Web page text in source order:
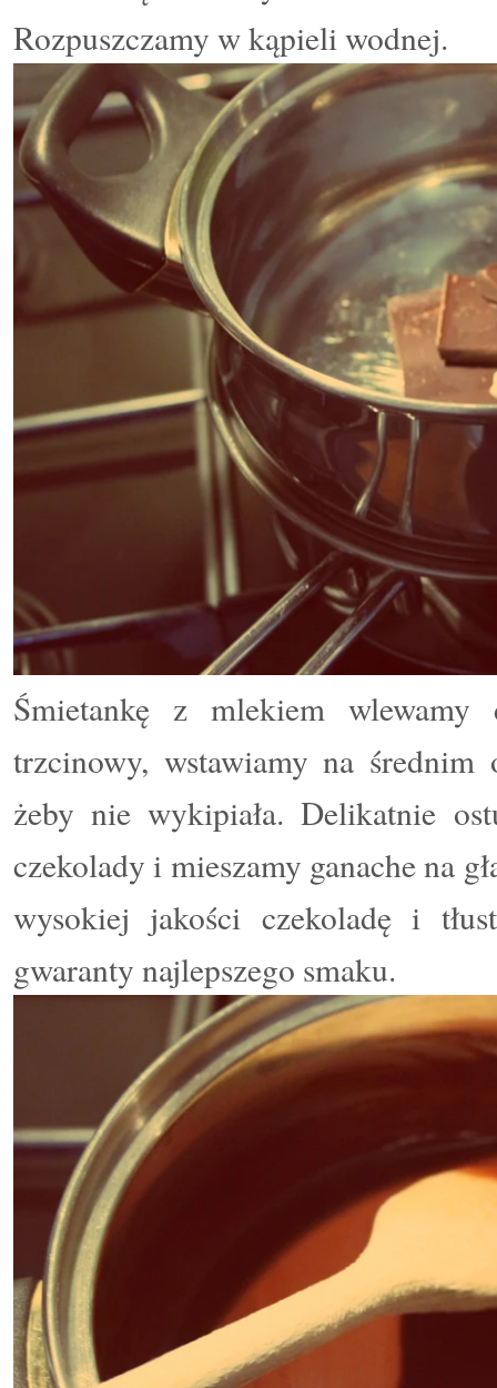
Rozpuszczamy w kąpieli wodnej.
Śmietankę z mlekiem
trzcinowy, wstawiamy na
żeby nie wykipiała. Delikatnie
czekolady i mieszamy ganache na
wysokiej jakości czekoladę i
gwaranty najlepszego smaku.